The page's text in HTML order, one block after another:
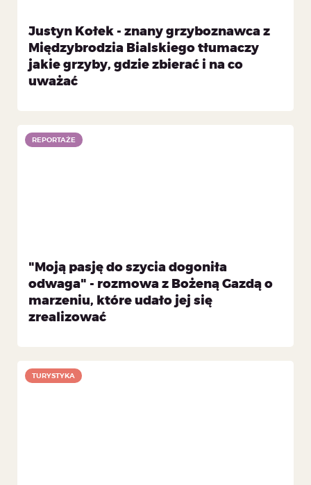
Justyn Kołek - znany grzyboznawca z
Międzybrodzia Bialskiego tłumaczy
jakie grzyby, gdzie zbierać i na co
uważać
"Moją pasję do szycia dogoniła
odwaga" - rozmowa z Bożeną Gazdą o
marzeniu, które udało jej się
zrealizować
REPORTAŻE
TURYSTYKA